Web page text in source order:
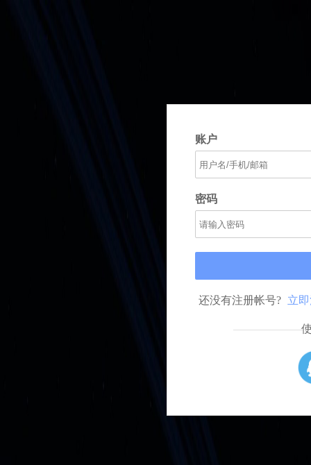
账户
密码
还没有注册帐号? 立